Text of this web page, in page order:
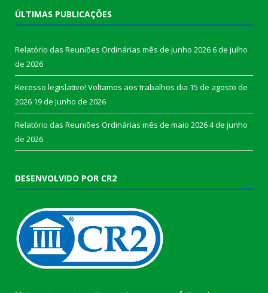
ÚLTIMAS PUBLICAÇÕES
Relatório das Reuniões Ordinárias mês de junho 20266 de julho
de 2026
Recesso legislativo! Voltamos aos trabalhos dia 15 de agosto de
2026 19 de junho de 2026
Relatório das Reuniões Ordinárias mês de maio 20264 de junho
de 2026
DESENVOLVIDO POR CR2